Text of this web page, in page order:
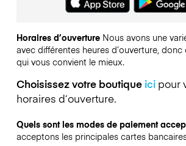
Horaires d’ouverture Nous avons une
avec différentes heures d’ouverture, donc
qui vous convient le mieux.
Choisissez votre boutique icipour
horaires d’ouverture.
Quels sont les modes de paiement
acceptons les principales cartes